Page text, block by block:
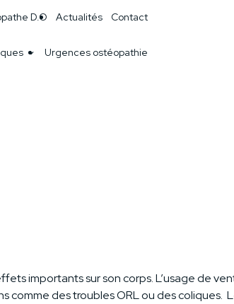
D.O Actualités Contact
Urgences ostéopathie
importants sur son corps. L’usage de
comme des troubles ORL ou des coliques.